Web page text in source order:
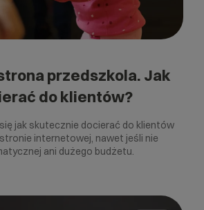
przedszkola. Jak
do klientów?
jak skutecznie docierać do klientów
internetowej, nawet jeśli nie
ani dużego budżetu.